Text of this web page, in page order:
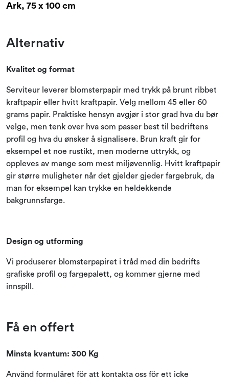
Ark, 75 x 100 cm
Alternativ
Kvalitet og format
Serviteur leverer blomsterpapir med trykk på brunt ribbet
kraftpapir eller hvitt kraftpapir. Velg mellom 45 eller 60
grams papir. Praktiske hensyn avgjør i stor grad hva du bør
velge, men tenk over hva som passer best til bedriftens
profil og hva du ønsker å signalisere. Brun kraft gir for
eksempel et noe rustikt, men moderne uttrykk, og
oppleves av mange som mest miljøvennlig. Hvitt kraftpapir
gir større muligheter når det gjelder gjeder fargebruk, da
man for eksempel kan trykke en heldekkende
bakgrunnsfarge.
Design og utforming
Vi produserer blomsterpapiret i tråd med din bedrifts
grafiske profil og fargepalett, og kommer gjerne med
innspill.
Få en offert
Minsta kvantum: 300 Kg
Använd formuläret för att kontakta oss för ett icke